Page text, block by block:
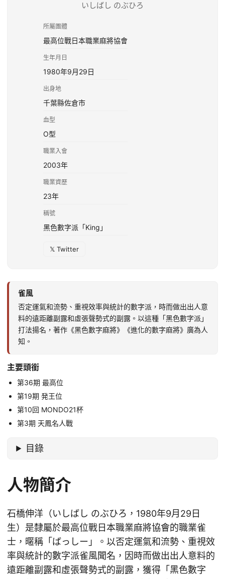
いしばし のぶひろ
所屬團體
最高位戰日本職業麻將協會
生年月日
1980年9月29日
出身地
千葉縣佐倉市
血型
O型
職業入會
2003年
職業資歷
23年
稱號
黑色數字派「King」
𝕏 Twitter
雀風
否定運氣和流勢、重視效率與統計的數字派，時而做出出人意
料的遠距離副露和虛張聲勢式的副露。以這種「黑色數字派」
打法揚名，著作《黑色數字麻將》《進化的數字麻將》廣為人
知。
主要頭銜
第36期 最高位
第19期 発王位
第10回 MONDO21杯
第3期 天鳳名人戰
目錄
人物簡介
石橋伸洋（いしばし のぶひろ，1980年9月29日
生）是隸屬於最高位戰日本職業麻將協會的職業雀
士，暱稱「ばっしー」。以否定運氣和流勢、重視效
率與統計的數字派雀風聞名，因時而做出出人意料的
遠距離副露和虛張聲勢式的副露，獲得「黑色數字